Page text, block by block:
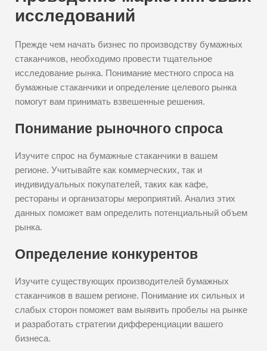
исследований
Прежде чем начать бизнес по производству бумажных
стаканчиков, необходимо провести тщательное
исследование рынка. Понимание местного спроса на
бумажные стаканчики и определение целевого рынка
помогут вам принимать взвешенные решения.
Понимание рыночного спроса
Изучите спрос на бумажные стаканчики в вашем
регионе. Учитывайте как коммерческих, так и
индивидуальных покупателей, таких как кафе,
рестораны и организаторы мероприятий. Анализ этих
данных поможет вам определить потенциальный объем
рынка.
Определение конкурентов
Изучите существующих производителей бумажных
стаканчиков в вашем регионе. Понимание их сильных и
слабых сторон поможет вам выявить пробелы на рынке
и разработать стратегии дифференциации вашего
бизнеса.